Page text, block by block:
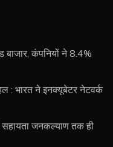
बाजार, कंपनियों ने 8.4%
: भारत ने इनक्यूबेटर नेटवर्क
जनकल्याण तक ही